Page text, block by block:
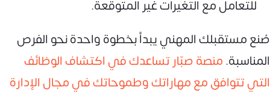
للتعامل مع التغيرات غير المتوقعة.
صُنع مستقبلك المهني يبدأ بخطوة واحدة نحو الفرص
المناسبة. منصة صبّار تساعدك في اكتشاف الوظائف
التي تتوافق مع مهاراتك وطموحاتك في مجال الإدارة